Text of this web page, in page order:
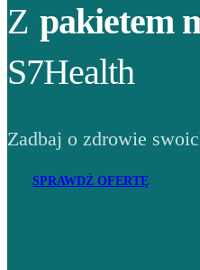
Z pakietem
S7Health
Zadbaj o zdrowie
SPRAWDŹ OFERTĘ